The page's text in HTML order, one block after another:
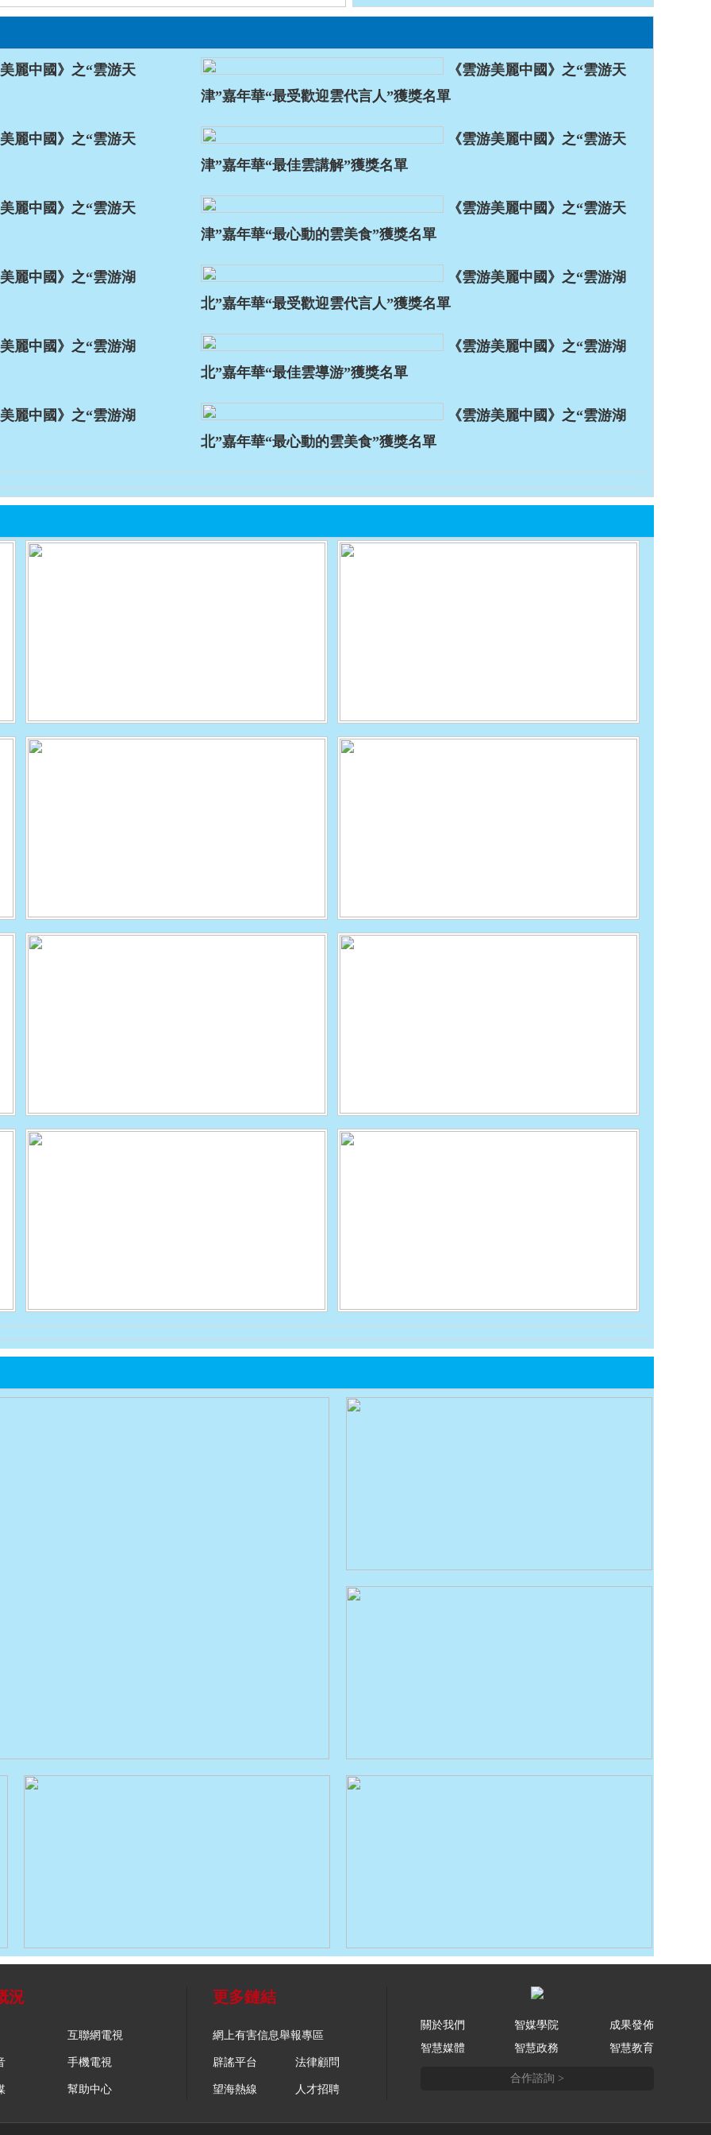
麗中國》之“雲游天
《雲游美麗中國》之“雲游天
津”嘉年華“最受歡迎雲代言人”獲獎名單
麗中國》之“雲游天
《雲游美麗中國》之“雲游天
津”嘉年華“最佳雲講解”獲獎名單
麗中國》之“雲游天
《雲游美麗中國》之“雲游天
津”嘉年華“最心動的雲美食”獲獎名單
麗中國》之“雲游湖
《雲游美麗中國》之“雲游湖
北”嘉年華“最受歡迎雲代言人”獲獎名單
麗中國》之“雲游湖
《雲游美麗中國》之“雲游湖
北”嘉年華“最佳雲導游”獲獎名單
麗中國》之“雲游湖
《雲游美麗中國》之“雲游湖
北”嘉年華“最心動的雲美食”獲獎名單
況
互聯網電視
手機電視
幫助中心
更多鏈結
網上有害信息舉報專區
辟謠平台 法律顧問
望海熱線 人才招聘
關於我們 智媒學院
成果發佈
智慧媒體
智慧政務 智慧教育
合作諮詢 >